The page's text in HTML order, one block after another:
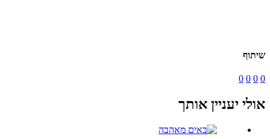
שיתוף
0
0
0
0
אולי יעניין אותך